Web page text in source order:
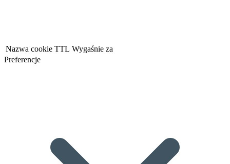
Nazwa cookie TTL Wygaśnie za
Preferencje